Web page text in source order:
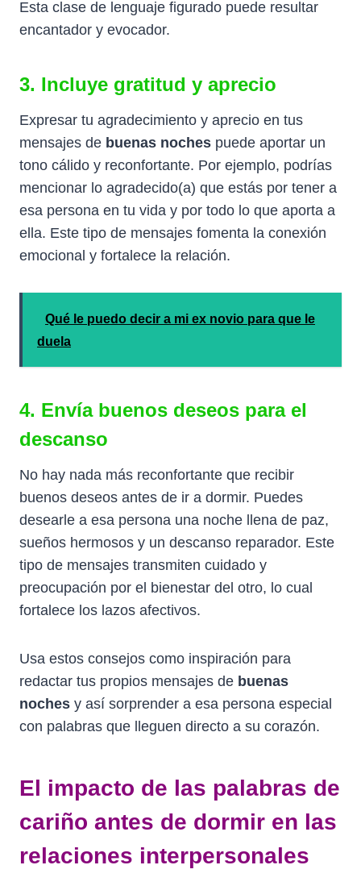
Esta clase de lenguaje figurado puede resultar
encantador y evocador.
3. Incluye gratitud y aprecio
Expresar tu agradecimiento y aprecio en tus
mensajes de buenas noches puede aportar un
tono cálido y reconfortante. Por ejemplo, podrías
mencionar lo agradecido(a) que estás por tener a
esa persona en tu vida y por todo lo que aporta a
ella. Este tipo de mensajes fomenta la conexión
emocional y fortalece la relación.
Qué le puedo decir a mi ex novio para que le
duela
4. Envía buenos deseos para el
descanso
No hay nada más reconfortante que recibir
buenos deseos antes de ir a dormir. Puedes
desearle a esa persona una noche llena de paz,
sueños hermosos y un descanso reparador. Este
tipo de mensajes transmiten cuidado y
preocupación por el bienestar del otro, lo cual
fortalece los lazos afectivos.
Usa estos consejos como inspiración para
redactar tus propios mensajes de buenas
noches y así sorprender a esa persona especial
con palabras que lleguen directo a su corazón.
El impacto de las palabras de
cariño antes de dormir en las
relaciones interpersonales